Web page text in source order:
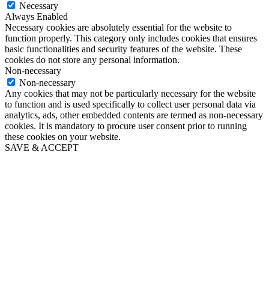
Necessary
Always Enabled
Necessary cookies are absolutely essential for the website to
function properly. This category only includes cookies that ensures
basic functionalities and security features of the website. These
cookies do not store any personal information.
Non-necessary
Non-necessary
Any cookies that may not be particularly necessary for the website
to function and is used specifically to collect user personal data via
analytics, ads, other embedded contents are termed as non-necessary
cookies. It is mandatory to procure user consent prior to running
these cookies on your website.
SAVE & ACCEPT